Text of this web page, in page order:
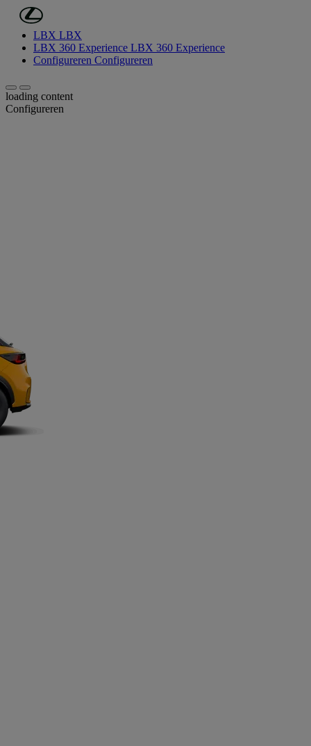
Ga naar de hoofdinhoud
LBX LBX
LBX 360 Experience LBX 360 Experience
Configureren Configureren
Scroll left
Scroll right
loading content
Configureren